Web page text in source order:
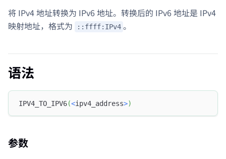
将 IPv4 地址转换为 IPv6 地址。转换后的 IPv6 地址是 IPv4
映射地址，格式为
::ffff:IPv4 。
语法
IPV4_TO_IPV6(<ipv4_address>)
参数